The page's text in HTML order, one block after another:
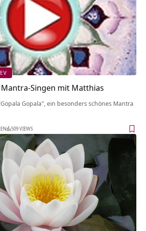
Mantra-Singen mit Matthias
Gopala", ein besonders schönes Mantra
509 VIEWS